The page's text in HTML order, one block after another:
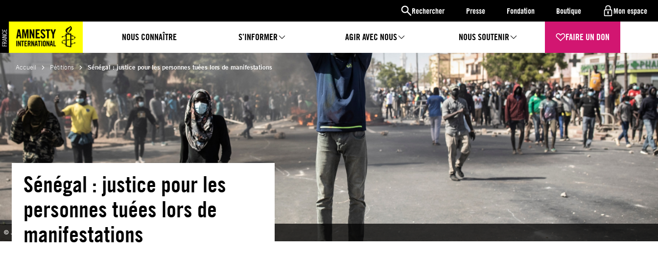
Rechercher Presse Fondation Boutique Mon espace
NOUS CONNAÎTRE S’INFORMER AGIR AVEC NOUS NOUS SOUTENIR FAIRE UN DON
au
contenu
© John Wessels – AFP
Accueil Pétitions Sénégal : justice pour les personnes tuées lors de manifestations
Sénégal : justice pour les
personnes tuées lors de
manifestations